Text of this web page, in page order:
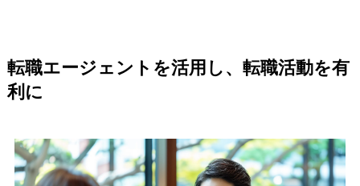
転職エージェントを活用し、転職活動を有
利に